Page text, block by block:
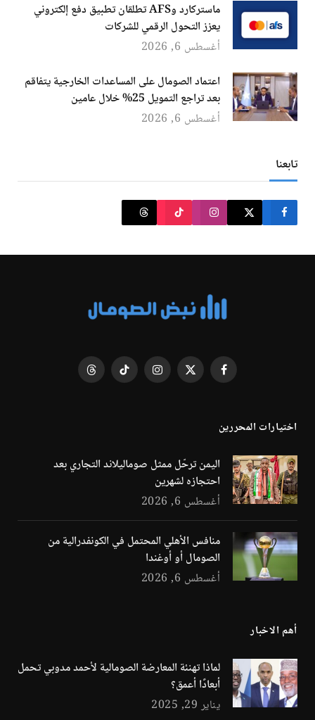
ماستركارد وAFS تطلقان تطبيق دفع إلكتروني
يعزز التحول الرقمي للشركات
أغسطس 6, 2026
اعتماد الصومال على المساعدات الخارجية يتفاقم
بعد تراجع التمويل 25% خلال عامين
أغسطس 6, 2026
تابعنا
فيسبوك X
الانستغرامتيكتوك Threads
اختيارات المحررين
اليمن ترحّل ممثل صوماليلاند التجاري بعد
احتجازه لشهرين
أغسطس 6, 2026
منافس الأهلي المحتمل في الكونفدرالية من
الصومال أو أوغندا
أغسطس 6, 2026
أهم الاخبار
لماذا تهنئة المعارضة الصومالية لأحمد مدوبي تحمل
أبعادًا أعمق؟
يناير 29, 2025